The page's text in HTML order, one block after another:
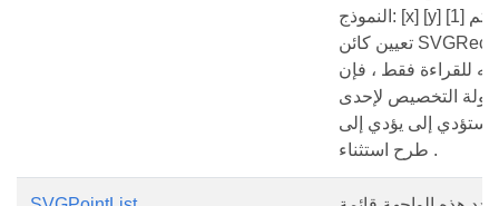
النموذج: [x] [y] [1] إذا تم
تعيين كائن SVGRect على
أنه للقراءة فقط ، فإن
التخصيص لإحدى
ستؤدي إلى يؤدي إلى
طرح استثناء .